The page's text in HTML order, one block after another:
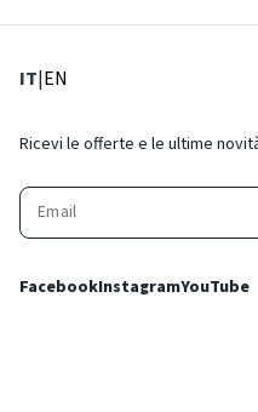
IT: Lingua corrente
|EN
Ricevi le offerte e le ultime
FacebookInstagramYouTube